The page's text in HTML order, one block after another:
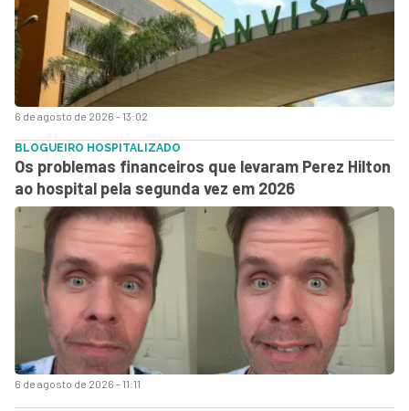
6 de agosto de 2026 - 13:02
6 de agosto de 2026 - 11:11
BLOGUEIRO HOSPITALIZADO
Os problemas financeiros que levaram Perez Hilton
ao hospital pela segunda vez em 2026